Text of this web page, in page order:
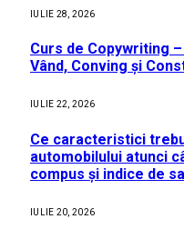
IULIE 28, 2026
Curs de Copywriting
Vând, Conving și
IULIE 22, 2026
Ce caracteristici
automobilului atunci
compus și indice de
IULIE 20, 2026